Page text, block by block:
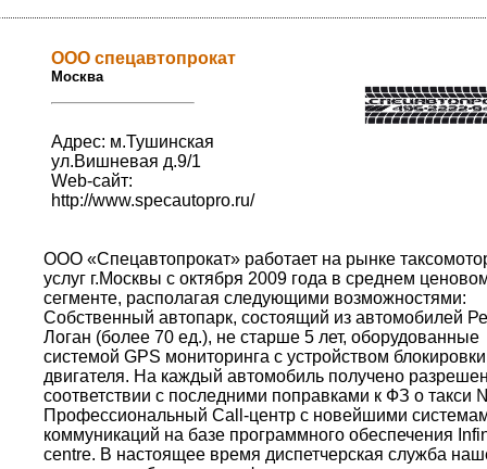
ООО спецавтопрокат
Москва
Адрес: м.Тушинская
ул.Вишневая д.9/1
Web-сайт:
http://www.specautopro.ru/
ООО «Спецавтопрокат» работает на рынке
услуг г.Москвы с октября 2009 года в среднем
сегменте, располагая следующими возможностями:
Собственный автопарк, состоящий из автомобилей
Логан (более 70 ед.), не старше 5 лет, оборудованные
системой GPS мониторинга с устройством блокировки
двигателя. На каждый автомобиль получено
соответствии с последними поправками к ФЗ о такси
Профессиональный Call-центр с новейшими
коммуникаций на базе программного обеспечения
centre. В настоящее время диспетчерская служба